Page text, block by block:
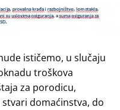
ističemo, u slučајu
trоškоva
zа pоrоdicu,
dоmаćinstvа, dо